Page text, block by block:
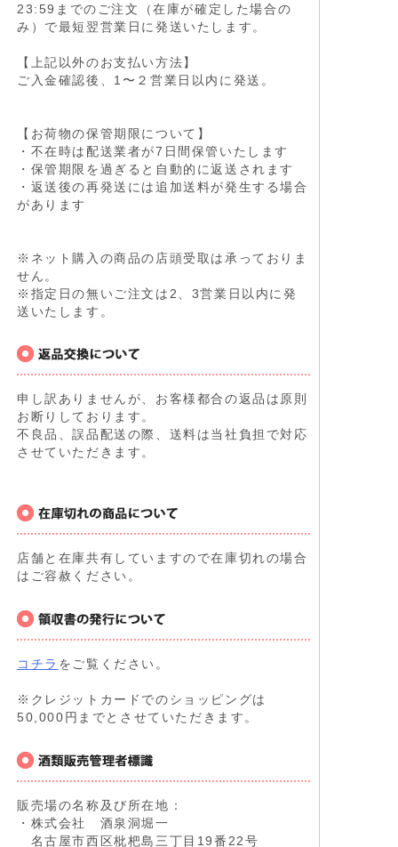
23:59までのご注文（在庫が確定した場合の
み）で最短翌営業日に発送いたします。
【上記以外のお支払い方法】
ご入金確認後、1〜２営業日以内に発送。
【お荷物の保管期限について】
・不在時は配送業者が7日間保管いたします
・保管期限を過ぎると自動的に返送されます
・返送後の再発送には追加送料が発生する場合
があります
※ネット購入の商品の店頭受取は承っておりま
せん。
※指定日の無いご注文は2、3営業日以内に発
送いたします。
申し訳ありませんが、お客様都合の返品は原則
お断りしております。
不良品、誤品配送の際、送料は当社負担で対応
させていただきます。
店舗と在庫共有していますので在庫切れの場合
はご容赦ください。
コチラ をご覧ください。
※クレジットカードでのショッピングは
50,000円までとさせていただきます。
販売場の名称及び所在地：
・株式会社 酒泉洞堀一
名古屋市西区枇杷島三丁目19番22号